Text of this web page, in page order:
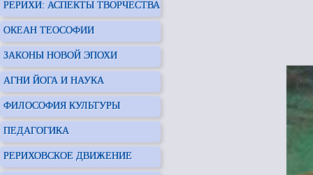
РЕРИХИ: АСПЕКТЫ ТВОРЧЕСТВА
ОКЕАН ТЕОСОФИИ
ЗАКОНЫ НОВОЙ ЭПОХИ
АГНИ ЙОГА И НАУКА
ФИЛОСОФИЯ КУЛЬТУРЫ
ПЕДАГОГИКА
РЕРИХОВСКОЕ ДВИЖЕНИЕ